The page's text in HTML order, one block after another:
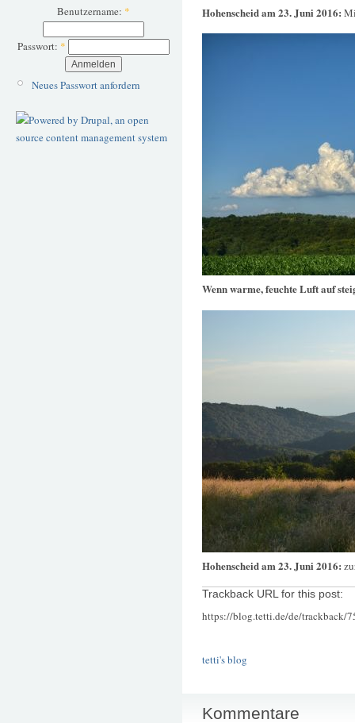
Benutzername: *
Passwort: *
Neues Passwort anfordern
Hohenscheid am 23. Juni 2016:
Wenn warme, feuchte Luft auf
Hohenscheid am 23. Juni 2016:
Trackback URL for this post:
https://blog.tetti.de/de/trackback/
tetti's blog
Kommentare